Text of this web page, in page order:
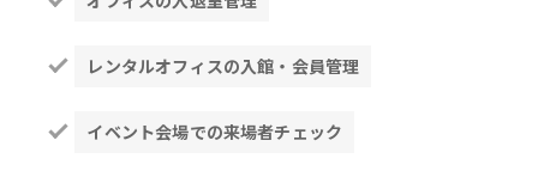
レンタルオフィスの入館・会員管理
イベント会場での来場者チェック